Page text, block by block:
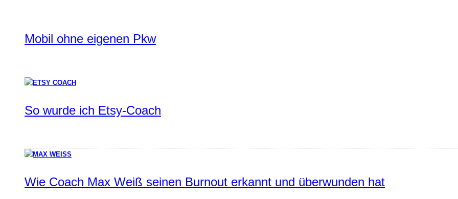
Mobil ohne eigenen Pkw
So wurde ich Etsy-Coach
Wie Coach Max Weiß seinen Burnout erkannt und überwunden hat